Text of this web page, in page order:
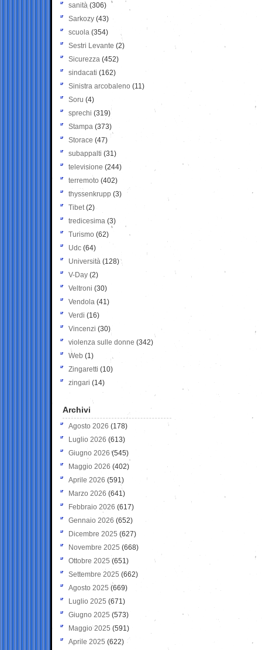
sanità (306)
Sarkozy (43)
scuola (354)
Sestri Levante (2)
Sicurezza (452)
sindacati (162)
Sinistra arcobaleno (11)
Soru (4)
sprechi (319)
Stampa (373)
Storace (47)
subappalti (31)
televisione(244)
terremoto (402)
thyssenkrupp (3)
Tibet(2)
tredicesima (3)
Turismo (62)
Udc (64)
Università (128)
V-Day (2)
Veltroni (30)
Vendola (41)
Verdi (16)
Vincenzi (30)
violenza sulle donne (342)
Web (1)
Zingaretti (10)
zingari (14)
Archivi
Agosto 2026 (178)
Luglio 2026 (613)
Giugno 2026 (545)
Maggio 2026 (402)
Aprile 2026 (591)
Marzo 2026 (641)
Febbraio 2026 (617)
Gennaio 2026 (652)
Dicembre 2025 (627)
Novembre 2025 (668)
Ottobre 2025 (651)
Settembre 2025 (662)
Agosto 2025 (669)
Luglio 2025 (671)
Giugno 2025 (573)
Maggio 2025 (591)
Aprile 2025 (622)